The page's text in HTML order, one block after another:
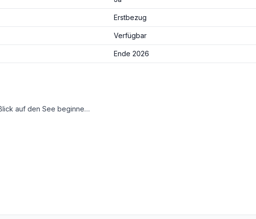
Erstbezug
Verfügbar
Ende 2026
Wohnen mit einzigartigem Seeflair – für alle, die das Besondere suchen.